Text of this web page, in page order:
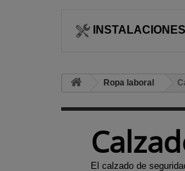
INSTALACIONES
Ropa laboral
El calzado de